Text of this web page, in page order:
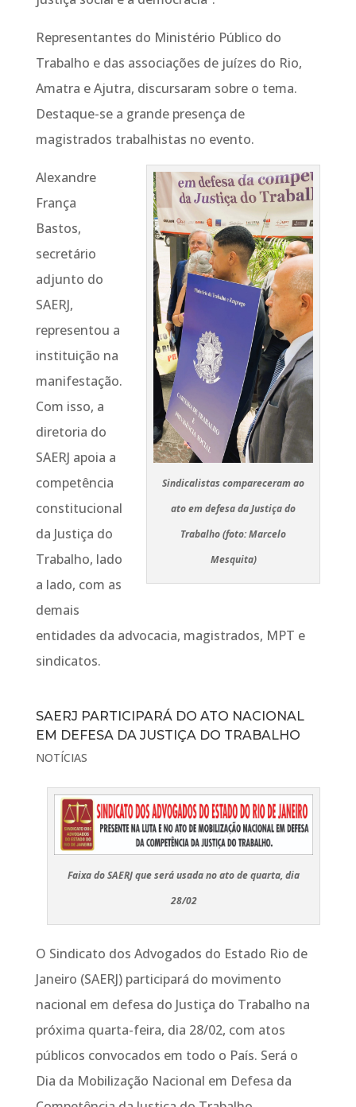
Representantes do Ministério Público do
Trabalho e das associações de juízes do Rio,
Amatra e Ajutra, discursaram sobre o tema.
Destaque-se a grande presença de
magistrados trabalhistas no evento.
Sindicalistas compareceram ao
ato em defesa da Justiça do
Trabalho (foto: Marcelo
Mesquita)
Alexandre
França
Bastos,
secretário
adjunto do
SAERJ,
representou a
instituição na
manifestação.
Com isso, a
diretoria do
SAERJ apoia a
competência
constitucional
da Justiça do
Trabalho, lado
a lado, com as
demais
entidades da advocacia, magistrados, MPT e
sindicatos.
SAERJ PARTICIPARÁ DO ATO NACIONAL
EM DEFESA DA JUSTIÇA DO TRABALHO
NOTÍCIAS
Faixa do SAERJ que será usada no ato de quarta, dia
28/02
O Sindicato dos Advogados do Estado Rio de
Janeiro (SAERJ) participará do movimento
nacional em defesa do Justiça do Trabalho na
próxima quarta-feira, dia 28/02, com atos
públicos convocados em todo o País. Será o
Dia da Mobilização Nacional em Defesa da